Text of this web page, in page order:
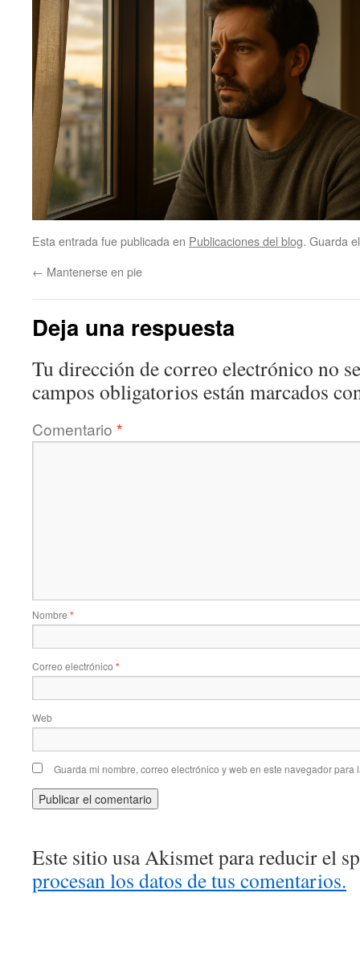
Esta entrada fue publicada en Publicaciones del blog. Guarda
← Mantenerse en pie
Deja una respuesta
Tu dirección de correo electrónico no
campos obligatorios están marcados
Comentario *
Nombre *
Correo electrónico *
Web
Guarda mi nombre, correo electrónico y web en este navegador para
Este sitio usa Akismet para reducir el
procesan los datos de tus comentarios.